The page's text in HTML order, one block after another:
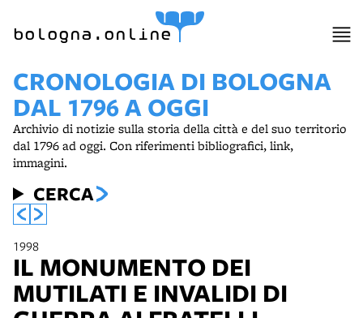
bologna.online
CRONOLOGIA DI BOLOGNA
DAL 1796 A OGGI
Archivio di notizie sulla storia della città e del suo territorio
dal 1796 ad oggi. Con riferimenti bibliografici, link,
immagini.
CERCA
1998
IL MONUMENTO DEI
MUTILATI E INVALIDI DI